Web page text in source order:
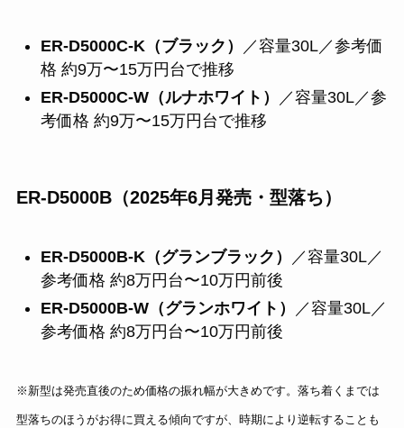
ER-D5000C-K（ブラック）
／容量30L／参考価
格 約9万〜15万円台で推移
ER-D5000C-W（ルナホワイト）
／容量30L／参
考価格 約9万〜15万円台で推移
ER-D5000B（2025年6月発売・型落ち）
ER-D5000B-K（グランブラック）
／容量30L／
参考価格 約8万円台〜10万円前後
ER-D5000B-W（グランホワイト）
／容量30L／
参考価格 約8万円台〜10万円前後
※新型は発売直後のため価格の振れ幅が大きめです。落ち着くまでは
型落ちのほうがお得に買える傾向ですが、時期により逆転することも